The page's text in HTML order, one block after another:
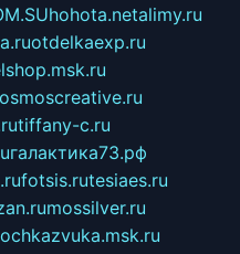
hohota.netalimy.ru
otdelkaexp.ru
tiffany-c.ru
галактика73.рф
fotsis.rutesiaes.ru
mossilver.ru